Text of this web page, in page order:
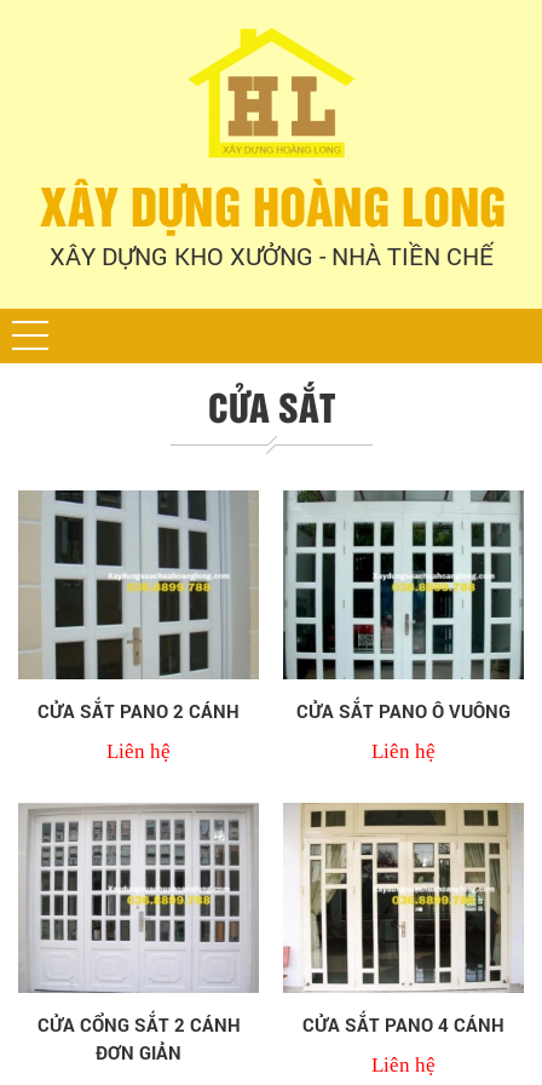
XÂY DỰNG KHO XƯỞNG - NHÀ TIỀN CHẾ
CỬA SẮT
CỬA SẮT PANO 2 CÁNH
Liên hệ
CỬA SẮT PANO Ô VUÔNG
Liên hệ
CỬA CỔNG SẮT 2 CÁNH
ĐƠN GIẢN
CỬA SẮT PANO 4 CÁNH
Liên hệ